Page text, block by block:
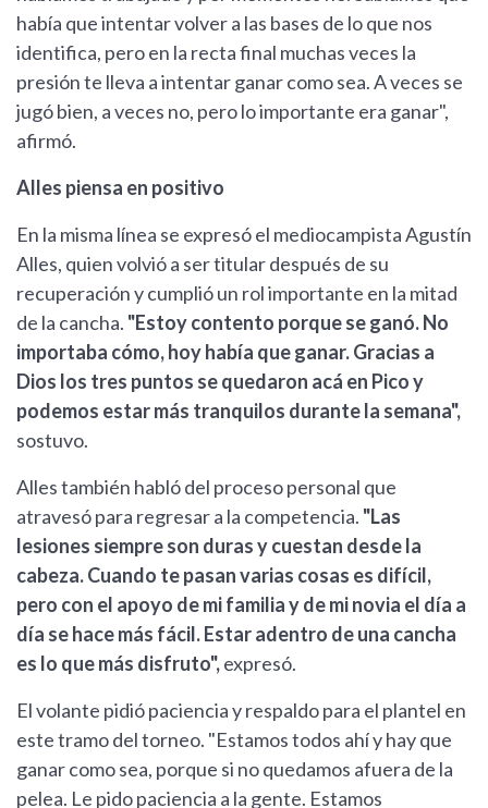
había que intentar volver a las bases de lo que nos
identifica, pero en la recta final muchas veces la
presión te lleva a intentar ganar como sea. A veces se
jugó bien, a veces no, pero lo importante era ganar",
afirmó.
Alles piensa en positivo
En la misma línea se expresó el mediocampista Agustín
Alles, quien volvió a ser titular después de su
recuperación y cumplió un rol importante en la mitad
de la cancha. "Estoy contento porque se ganó. No
importaba cómo, hoy había que ganar. Gracias a
Dios los tres puntos se quedaron acá en Pico y
podemos estar más tranquilos durante la semana",
sostuvo.
Alles también habló del proceso personal que
atravesó para regresar a la competencia. "Las
lesiones siempre son duras y cuestan desde la
cabeza. Cuando te pasan varias cosas es difícil,
pero con el apoyo de mi familia y de mi novia el día a
día se hace más fácil. Estar adentro de una cancha
es lo que más disfruto",expresó.
El volante pidió paciencia y respaldo para el plantel en
este tramo del torneo. "Estamos todos ahí y hay que
ganar como sea, porque si no quedamos afuera de la
pelea. Le pido paciencia a la gente. Estamos